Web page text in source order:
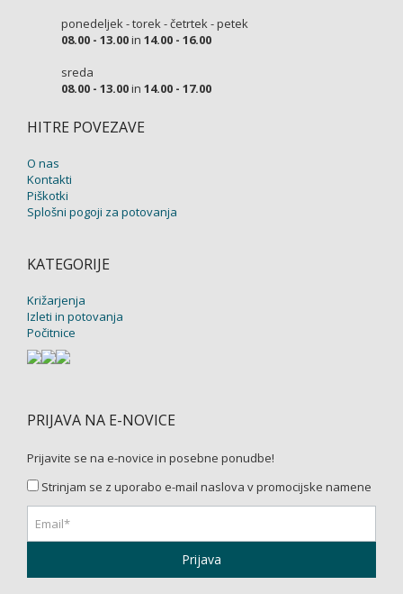
ponedeljek - torek - četrtek - petek
08.00 - 13.00in 14.00 - 16.00
sreda
08.00 - 13.00in 14.00 - 17.00
HITRE POVEZAVE
O nas
Kontakti
Piškotki
Splošni pogoji za potovanja
KATEGORIJE
Križarjenja
Izleti in potovanja
Počitnice
PRIJAVA NA E-NOVICE
Prijavite se na e-novice in posebne ponudbe!
Strinjam se z uporabo e-mail naslova v promocijske namene
Prijava